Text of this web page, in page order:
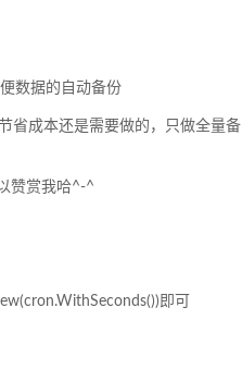
数据的自动备份
省成本还是需要做的，只做全量备
赞赏我哈^-^
即可